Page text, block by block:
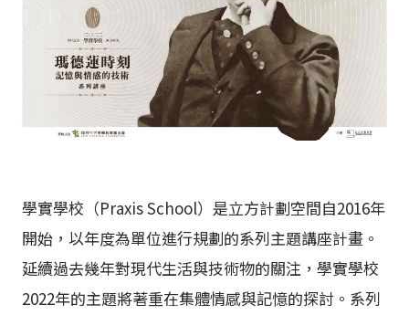
學實學校（Praxis School）是立方計劃空間自2016年
開始，以年度為單位進行規劃的系列主題講座計畫。
延續過去幾年對現代生活與技術物的關注，學實學校
2022年的主題將著重在集體情感與記憶的探討。系列